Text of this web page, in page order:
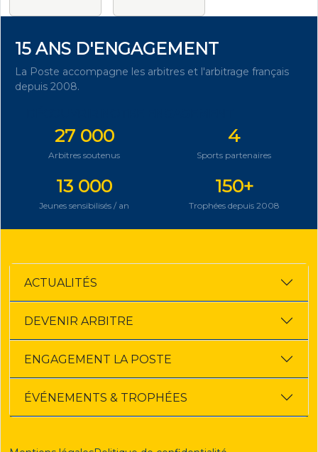
15 ANS D'ENGAGEMENT
La Poste accompagne les arbitres et l'arbitrage français
depuis 2008.
27 000
Arbitres soutenus
4
Sports partenaires
13 000
Jeunes sensibilisés / an
150+
Trophées depuis 2008
ACTUALITÉS
DEVENIR ARBITRE
ENGAGEMENT LA POSTE
ÉVÉNEMENTS & TROPHÉES